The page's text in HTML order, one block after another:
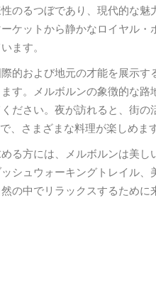
のるつぼであり、現代的な
ケットから静かなロイヤル
ます。
的および地元の才能を展示
す。メルボルンの象徴的な路
ださい。夜が訪れると、街
、さまざまな料理が楽しめます
る方には、メルボルンは美
シュウォーキングトレイル
の中でリラックスするため